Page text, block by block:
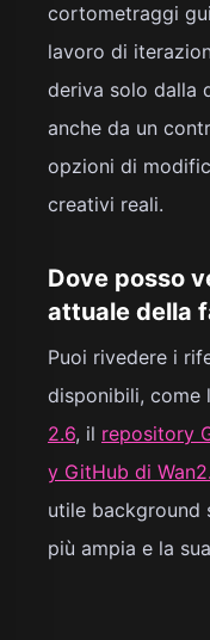
cortometraggi
lavoro di
deriva solo dalla
anche da un
opzioni di
creativi reali.
Dove posso
attuale della
Puoi rivedere i
disponibili, come
2.6, il repository
y GitHub di
utile background
più ampia e la